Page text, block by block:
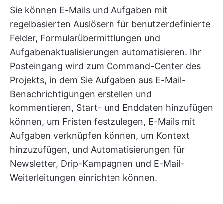
Sie können E-Mails und Aufgaben mit
regelbasierten Auslösern für benutzerdefinierte
Felder, Formularübermittlungen und
Aufgabenaktualisierungen automatisieren. Ihr
Posteingang wird zum Command-Center des
Projekts, in dem Sie Aufgaben aus E-Mail-
Benachrichtigungen erstellen und
kommentieren, Start- und Enddaten hinzufügen
können, um Fristen festzulegen, E-Mails mit
Aufgaben verknüpfen können, um Kontext
hinzuzufügen, und Automatisierungen für
Newsletter, Drip-Kampagnen und E-Mail-
Weiterleitungen einrichten können.